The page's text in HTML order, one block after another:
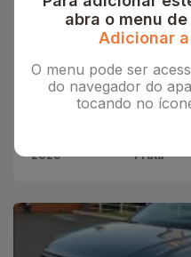
Spazio Motors
CHEVROLET Onix
LT PLUS TURBO
R$68.900,00
CHEVROLET
2020 Prata
abra o menu
Adicionar
O menu pode ser
do navegador do
tocando no